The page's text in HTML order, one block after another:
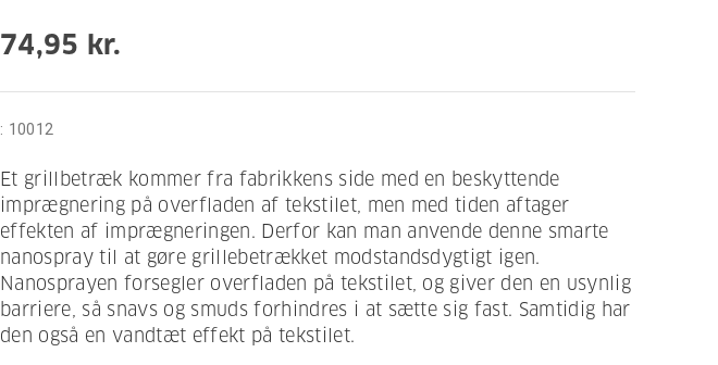
74,95 kr.
: 10012
Et grillbetræk kommer fra fabrikkens side med en beskyttende
imprægnering på overfladen af tekstilet, men med tiden aftager
effekten af imprægneringen. Derfor kan man anvende denne smarte
nanospray til at gøre grillebetrækket modstandsdygtigt igen.
Nanosprayen forsegler overfladen på tekstilet, og giver den en usynlig
barriere, så snavs og smuds forhindres i at sætte sig fast. Samtidig har
den også en vandtæt effekt på tekstilet.